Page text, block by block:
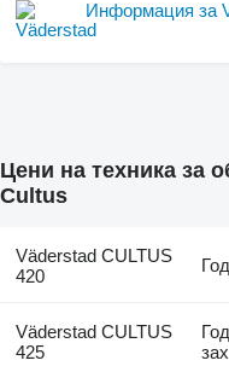
Информация за
Цени на техника за
Cultus
Väderstad CULTUS
420
Väderstad CULTUS
425